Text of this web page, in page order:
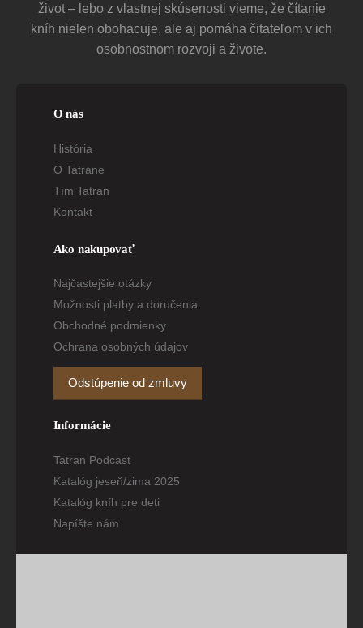
život – lebo z vlastnej skúsenosti vieme, že čítanie
kníh nielen obohacuje, ale aj pomáha čitateľom v ich
osobnostnom rozvoji a živote.
O nás
História
O Tatrane
Tím Tatran
Kontakt
Ako nakupovať
Najčastejšie otázky
Možnosti platby a doručenia
Obchodné podmienky
Ochrana osobných údajov
Odstúpenie od zmluvy
Informácie
Tatran Podcast
Katalóg jeseň/zima 2025
Katalóg kníh pre deti
Napíšte nám